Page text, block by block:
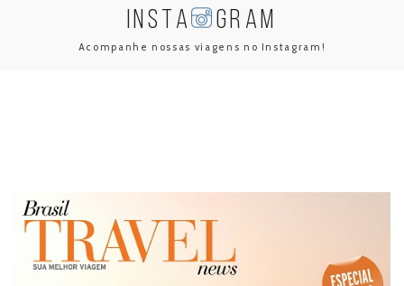
INSTA GRAM
Acompanhe nossas viagens no Instagram!